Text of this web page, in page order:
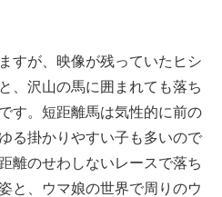
すが、映像が残っていたヒシ
、沢山の馬に囲まれても落ち
す。短距離馬は気性的に前の
る掛かりやすい子も多いので
離のせわしないレースで落ち
と、ウマ娘の世界で周りのウ